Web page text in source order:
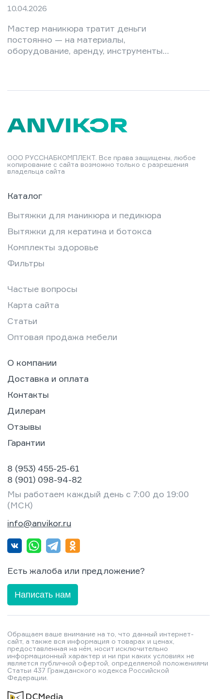
10.04.2026
Мастер маникюра тратит деньги
постоянно — на материалы,
оборудование, аренду, инструменты.
грамотный выбор: где можно
сэкономить без ущерба репутации, а
конкретные стратегии управления
расходами: от расчёта
ООО РУССНАБКОМПЛЕКТ. Все права защищены, любое
копирование с сайта возможно только с разрешения
владельца сайта
Каталог
Вытяжки для маникюра и педикюра
Вытяжки для кератина и ботокса
Комплекты здоровье
Фильтры
Частые вопросы
Карта сайта
Статьи
Оптовая продажа мебели
О компании
Доставка и оплата
Контакты
Дилерам
Отзывы
Гарантии
8 (953) 455-25-61
8 (901) 098-94-82
Мы работаем каждый день с 7:00 до 19:00
(МСК)
info@anvikor.ru
Есть жалоба или предложение?
Написать нам
Обращаем ваше внимание на то, что данный интернет-
сайт, а также вся информация о товарах и ценах,
предоставленная на нём, носит исключительно
информационный характер и ни при каких условиях не
является публичной офертой, определяемой положениями
Статьи 437 Гражданского кодекса Российской
Федерации.